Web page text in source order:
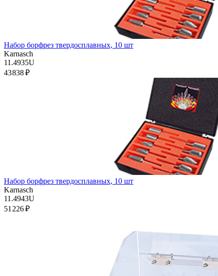
Набор борфрез твердосплавных, 10 шт
Karnasch
11.4935U
43 838 ₽
Набор борфрез твердосплавных, 10 шт
Karnasch
11.4943U
51 226 ₽